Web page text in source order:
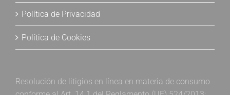
Política de Privacidad
Política de Cookies
Resolución de litigios en línea en materia de consumo